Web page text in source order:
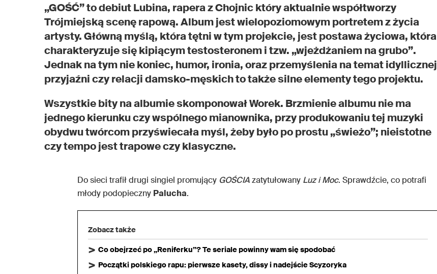
„GOŚĆ” to debiut Lubina, rapera z Chojnic który aktualnie współtworzy
Trójmiejską scenę rapową. Album jest wielopoziomowym portretem z życia
artysty. Główną myślą, która tętni w tym projekcie, jest postawa życiowa, która
charakteryzuje się kipiącym testosteronem i tzw. „wjeżdżaniem na grubo”.
Jednak na tym nie koniec, humor, ironia, oraz przemyślenia na temat idyllicznej
przyjaźni czy relacji damsko-męskich to także silne elementy tego projektu.
Wszystkie bity na albumie skomponował Worek. Brzmienie albumu nie ma
jednego kierunku czy wspólnego mianownika, przy produkowaniu tej muzyki
obydwu twórcom przyświecała myśl, żeby było po prostu „świeżo”; nieistotne
czy tempo jest trapowe czy klasyczne.
Do sieci trafił drugi singiel promujący GOŚCIAzatytułowany Luz i Moc. Sprawdźcie, co potrafi
młody podopieczny Palucha.
Zobacz także
Co obejrzeć po „Reniferku”? Te seriale powinny wam się spodobać
Początki polskiego rapu: pierwsze kasety, dissy i nadejście Scyzoryka